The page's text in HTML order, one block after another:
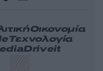
Οικονομία
Τεχνολογία
Driveit